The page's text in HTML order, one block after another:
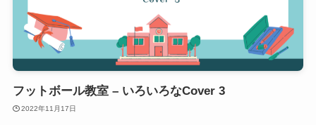
フットボール教室 – いろいろなCover 3
2022年11月17日